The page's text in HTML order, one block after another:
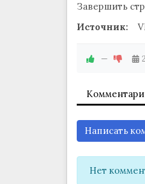
Завершить
Источник:
—
Написать
Нет